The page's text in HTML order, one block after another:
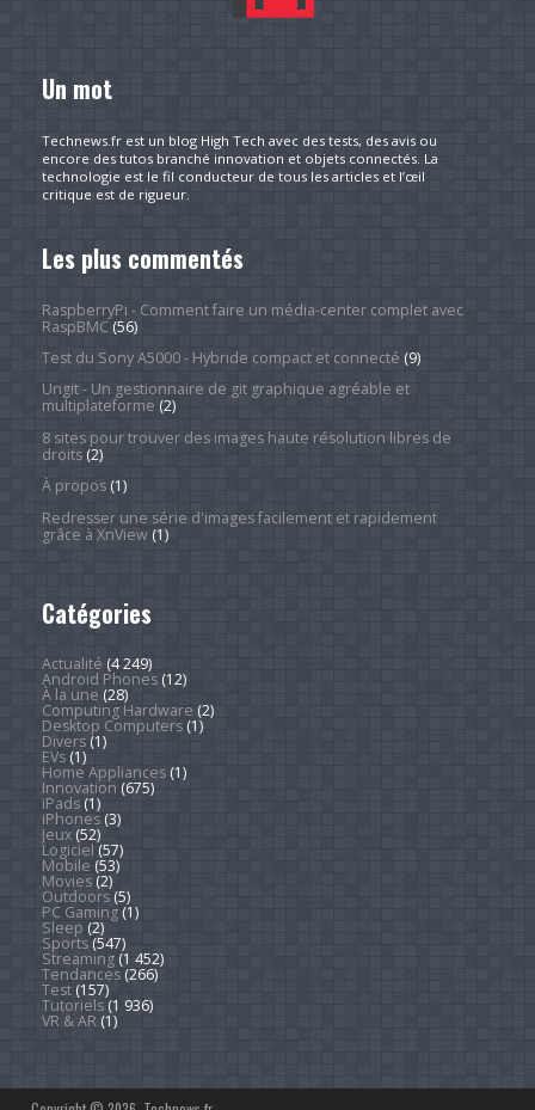
Un mot
Technews.fr est un blog High Tech avec des tests, des avis ou
encore des tutos branché innovation et objets connectés. La
technologie est le fil conducteur de tous les articles et l’œil
critique est de rigueur.
Les plus commentés
RaspberryPi - Comment faire un média-center complet avec
RaspBMC(56)
Test du Sony A5000 - Hybride compact et connecté (9)
Ungit - Un gestionnaire de git graphique agréable et
multiplateforme (2)
8 sites pour trouver des images haute résolution libres de
droits(2)
À propos(1)
Redresser une série d'images facilement et rapidement
grâce à XnView(1)
Catégories
Actualité (4 249)
Android Phones(12)
À la une (28)
Computing Hardware (2)
Desktop Computers(1)
Divers(1)
EVs(1)
Home Appliances(1)
Innovation (675)
iPads(1)
iPhones(3)
Jeux(52)
Logiciel (57)
Mobile (53)
Movies(2)
Outdoors(5)
PC Gaming(1)
Sleep (2)
Sports(547)
Streaming(1 452)
Tendances(266)
Test(157)
Tutoriels(1 936)
VR & AR(1)